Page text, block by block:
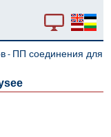
- ПП соединения для